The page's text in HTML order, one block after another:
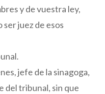
y de vuestra ley,
juez de esos
jefe de la sinagoga,
del tribunal, sin que